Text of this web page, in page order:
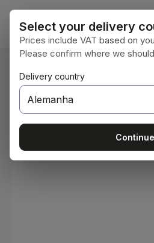
Ir para o conteúdo principal
Você está aqui: Home
Select your delivery
Prices include VAT based on
Please confirm where we
Delivery country
Continue